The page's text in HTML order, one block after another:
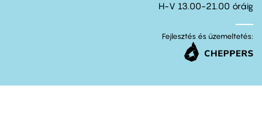
H-V 13.00-21.00 óráig
Fejlesztés és üzemeltetés: